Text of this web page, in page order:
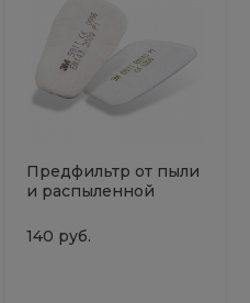
Предфильтр от пыли
и распыленной
140 руб.